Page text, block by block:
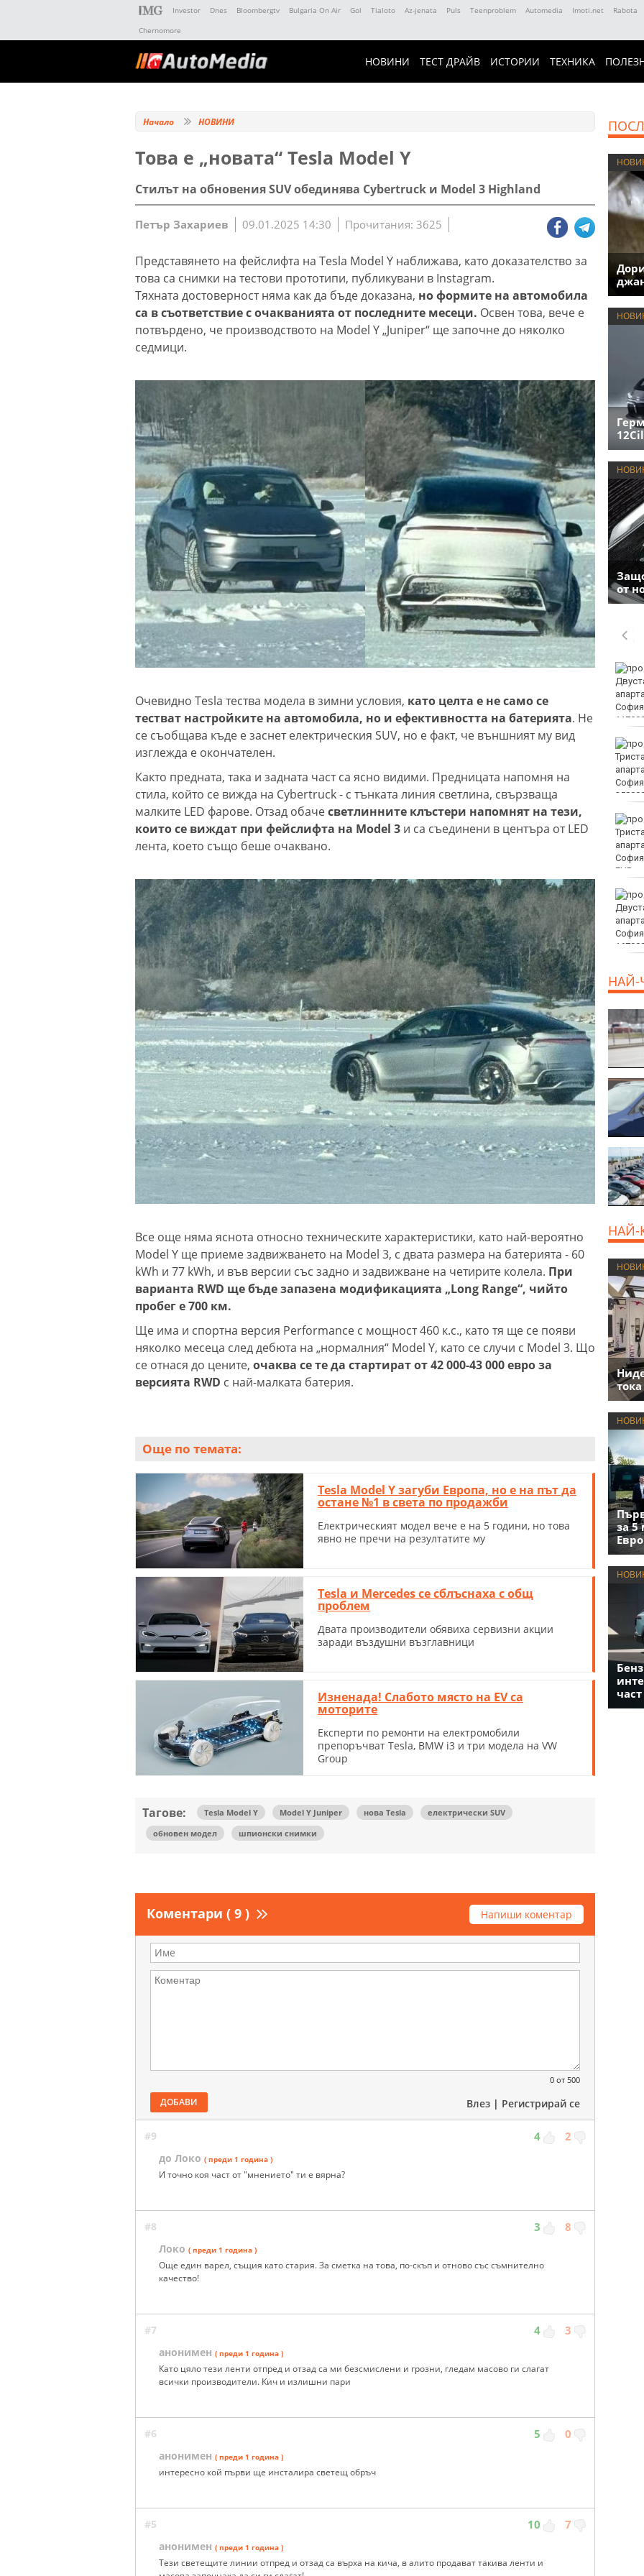
Investor Dnes Bloombergtv Bulgaria On Air Gol Tialoto Az-jenata Puls Teenproblem Automedia Imoti.net Rabota
Chernomore
НОВИНИ ТЕСТ ДРАЙВ ИСТОРИИ ТЕХНИКА
Начало НОВИНИ
Това е „новата“ Tesla Model Y
Стилът на обновения SUV обединява Cybertruck и Model 3 Highland
Петър Захариев 09.01.2025 14:30 Прочитания: 3625
Представянето на фейслифта на Tesla Model Y наближава, като доказателство за
това са снимки на тестови прототипи, публикувани в Instagram.
Тяхната достоверност няма как да бъде доказана, но формите на автомобила
са в съответствие с очакванията от последните месеци. Освен това, вече е
потвърдено, че производството на Model Y „Juniper“ ще започне до няколко
седмици.
Очевидно Tesla тества модела в зимни условия, като целта е не само се
тестват настройките на автомобила, но и ефективността на батерията. Не
се съобщава къде е заснет електрическия SUV, но е факт, че външният му вид
изглежда е окончателен.
Както предната, така и задната част са ясно видими. Предницата напомня на
стила, който се вижда на Cybertruck - с тънката линия светлина, свързваща
малките LED фарове. Отзад обачесветлинните клъстери напомнят на тези,
които се виждат при фейслифта на Model 3 и са съединени в центъра от LED
лента, което също беше очаквано.
Все още няма яснота относно техническите характеристики, като най-вероятно
Model Y ще приеме задвижването на Model 3, с двата размера на батерията - 60
kWh и 77 kWh, и във версии със задно и задвижване на четирите колела. При
варианта RWD ще бъде запазена модификацията „Long Range“, чийто
пробег е 700 км.
Ще има и спортна версия Performance с мощност 460 к.с., като тя ще се появи
няколко месеца след дебюта на „нормалния“ Model Y, като се случи с Model 3. Що
се отнася до цените, очаква се те да стартират от 42 000-43 000 евро за
версията RWD с най-малката батерия.
Още по темата:
Tesla Model Y загуби Европа, но е на път да
остане №1 в света по продажби
Електрическият модел вече е на 5 години, но това
явно не пречи на резултатите му
Tesla и Mercedes се сблъснаха с общ
проблем
Двата производители обявиха сервизни акции
заради въздушни възглавници
Изненада! Слабото място на EV са
моторите
Експерти по ремонти на електромобили
препоръчват Tesla, BMW i3 и три модела на VW
Group
Тагове: Tesla Model Y Model Y Juniper нова Tesla
електрически SUV
обновен модел
шпионски снимки
Коментари ( 9 ) Напиши коментар
0 от 500
ДОБАВИ Влез | Регистрирай се
#9 4 2
до Локо ( преди 1 година )
И точно коя част от "мнението" ти е вярна?
#8 3 8
Локо ( преди 1 година )
Още един варел, същия като стария. За сметка на това, по-скъп и отново със съмнително
качество!
#7 4 3
анонимен ( преди 1 година )
Като цяло тези ленти отпред и отзад са ми безсмислени и грозни, гледам масово ги слагат
всички производители. Кич и излишни пари
#6 5 0
анонимен ( преди 1 година )
интересно кой първи ще инсталира светещ обръч
#5 10 7
анонимен ( преди 1 година )
Тези светещите линии отпред и отзад са върха на кича, в алито продават такива ленти и
от
Винисиус Жуниор
ЦСКА удари с 3:0 Макаби
Тъжна вест! Почина
голямо име в
Златото стигна до 4295
долара за унция
EUR
800
НАЙ-
НАЙ-
за 5
част